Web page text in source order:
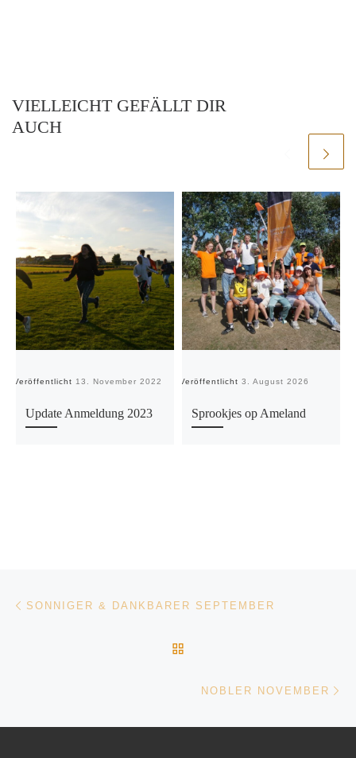
VIELLEICHT GEFÄLLT DIR
AUCH
Veröffentlicht 13. November 2022
Update Anmeldung 2023
Veröffentlicht 3. August 2026
Sprookjes op Ameland
Beitragsnavigation
SONNIGER & DANKBARER SEPTEMBER
NOBLER NOVEMBER